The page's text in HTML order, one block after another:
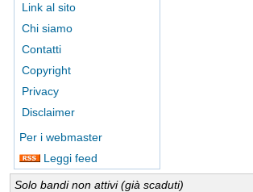
Link al sito
Chi siamo
Contatti
Copyright
Privacy
Disclaimer
Per i webmaster
Leggi feed
Solo bandi non attivi (già scaduti)